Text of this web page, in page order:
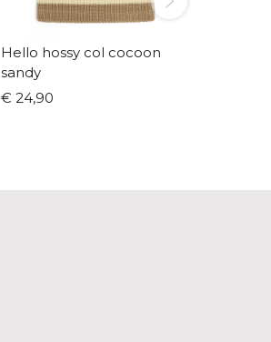
Hello hossy col cocoon
sandy
€ 24,90